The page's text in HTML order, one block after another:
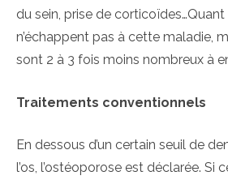
du sein, prise de
n’échappent pas à cette maladie,
sont 2 à 3 fois moins nombreux à
Traitements conventionnels
En dessous d’un certain seuil de
l’os, l’ostéoporose est déclarée. Si